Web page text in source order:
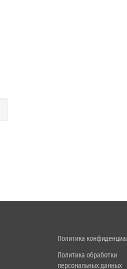
Политика
Политика обработки
персональных данных